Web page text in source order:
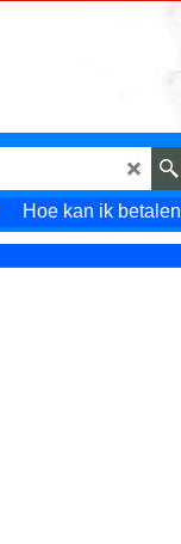
Hoe kan ik betalen